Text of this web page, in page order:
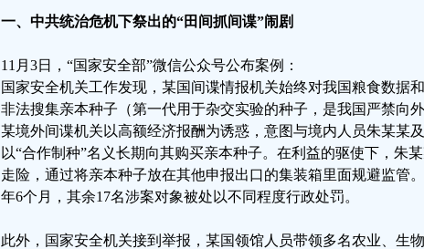
一、中共统治危机下祭出的“田间抓间谍”闹剧
11月3日，“国家安全部”微信公众号公布案例：
国家安全机关工作发现，某国间谍情报机关始终对我国粮食数据
非法搜集亲本种子（第一代用于杂交实验的种子，是我国严禁向
某境外间谍机关以高额经济报酬为诱惑，意图与境内人员朱某某
以“合作制种”名义长期向其购买亲本种子。在利益的驱使下，朱
走险，通过将亲本种子放在其他申报出口的集装箱里面规避监管
年6个月，其余17名涉案对象被处以不同程度行政处罚。
此外，国家安全机关接到举报，某国领馆人员带领多名农业、生